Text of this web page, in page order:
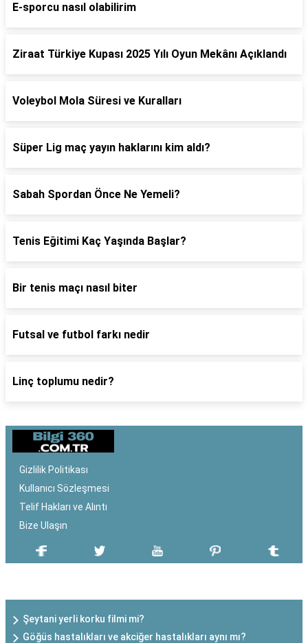
E-sporcu nasıl olabilirim
Ziraat Türkiye Kupası 2025 Yılı Oyun Mekânı Açıklandı
Voleybol Mola Süresi ve Kuralları
Süper Lig maç yayın haklarını kim aldı?
Sabah Spordan Önce Ne Yemeli?
Tenis Eğitimi Kaç Yaşında Başlar?
Bir tenis maçı nasıl biter
Futsal ve futbol farkı nedir
Linç toplumu nedir?
Gizlilik Politikası
Kullanıcı Sözleşmesi
Telif Hakları ve Alıntı
Bize Ulaşın
Şeytani yerli korku filmi mi?
Göğüs hastalıkları ve akciğer hastalıkları aynı mı?